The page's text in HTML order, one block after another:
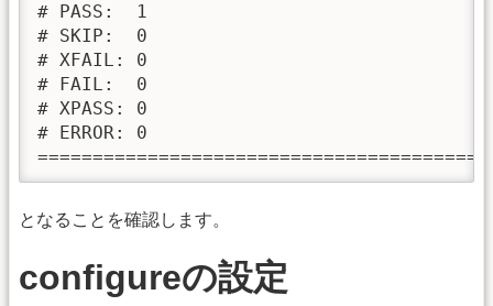
# PASS:  1
# SKIP:  0
# XFAIL: 0
# FAIL:  0
# XPASS: 0
# ERROR: 0
となることを確認します。
configureの設定